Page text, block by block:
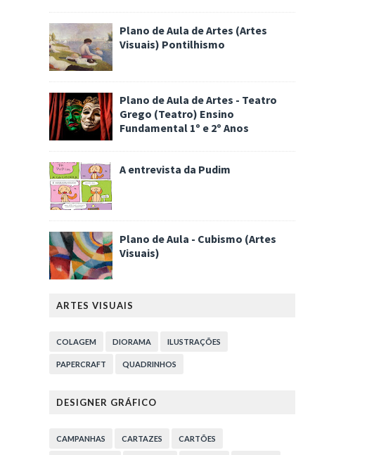
Plano de Aula de Artes (Artes
Visuais) Pontilhismo
Plano de Aula de Artes - Teatro
Grego (Teatro) Ensino
Fundamental 1º e 2º Anos
A entrevista da Pudim
Plano de Aula - Cubismo (Artes
Visuais)
ARTES VISUAIS
COLAGEM DIORAMA ILUSTRAÇÕES
PAPERCRAFT QUADRINHOS
DESIGNER GRÁFICO
CAMPANHAS CARTAZES CARTÕES